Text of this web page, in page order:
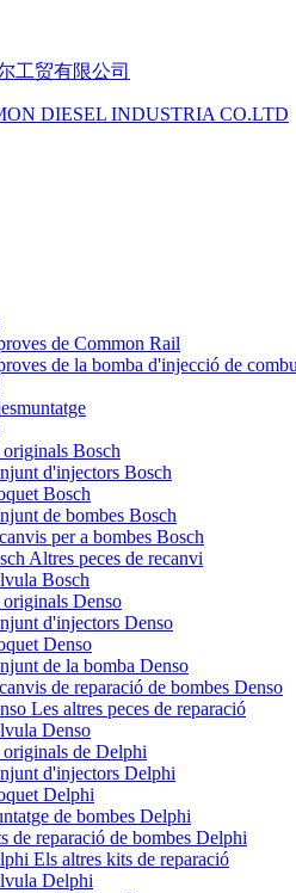
工贸有限公司
DIESEL INDUSTRIA CO.LTD
de Common Rail
de la bomba d'injecció de
Bosch
d'injectors Bosch
Bosch
de bombes Bosch
per a bombes Bosch
Altres peces de recanvi
Bosch
Denso
d'injectors Denso
Denso
de la bomba Denso
de reparació de bombes Denso
Les altres peces de reparació
Denso
originals de Delphi
d'injectors Delphi
Delphi
de bombes Delphi
de reparació de bombes Delphi
Els altres kits de reparació
Delphi